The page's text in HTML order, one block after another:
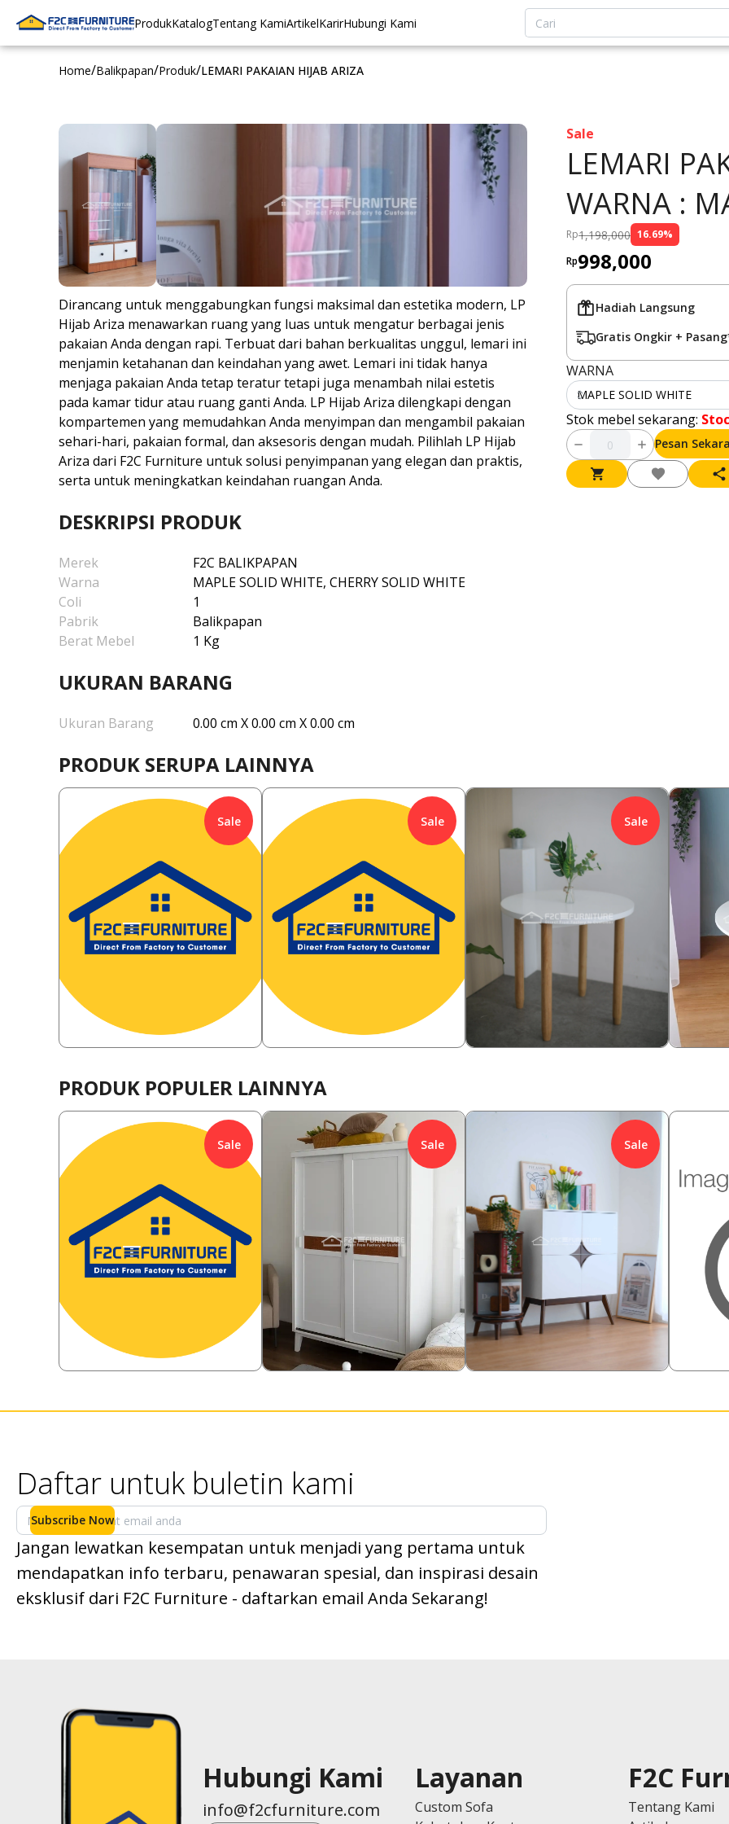
ProdukKatalogTentang KamiArtikelKarirHubungi Kami
Home/Balikpapan/Produk/LEMARI PAKAIAN HIJAB ARIZA
Dirancang untuk menggabungkan fungsi maksimal dan estetika modern, LP
Hijab Ariza menawarkan ruang yang luas untuk mengatur berbagai jenis
pakaian Anda dengan rapi. Terbuat dari bahan berkualitas unggul, lemari ini
menjamin ketahanan dan keindahan yang awet. Lemari ini tidak hanya
menjaga pakaian Anda tetap teratur tetapi juga menambah nilai estetis
pada kamar tidur atau ruang ganti Anda. LP Hijab Ariza dilengkapi dengan
kompartemen yang memudahkan Anda menyimpan dan mengambil pakaian
sehari-hari, pakaian formal, dan aksesoris dengan mudah. Pilihlah LP Hijab
Ariza dari F2C Furniture untuk solusi penyimpanan yang elegan dan praktis,
serta untuk meningkatkan keindahan ruangan Anda.
Sale
LEMARI
WARNA :
Rp1,198,000 16.69%
Rp998,000
Hadiah Langsung
Gratis Ongkir +
WARNA
MAPLE SOLID WHITE
Stok mebel sekarang:
Pesan
DESKRIPSI PRODUK
Merek
F2C BALIKPAPAN
Warna
MAPLE SOLID WHITE, CHERRY SOLID WHITE
Coli
1
Pabrik
Balikpapan
Berat Mebel
1 Kg
UKURAN BARANG
Ukuran Barang 0.00 cm X 0.00 cm X 0.00 cm
PRODUK SERUPA LAINNYA
Sale
Rp
1,468,000
Sale
Rp
92,000
Sale
Rp
%
Rp
Rp
PRODUK POPULER LAINNYA
Sale
Rp
92,000
Sale
Rp2,778,000
2,578,000
Sale
Rp1,058,000 18.90%
858,000
Daftar untuk buletin kami
Subscribe Now
Jangan lewatkan kesempatan untuk menjadi yang pertama untuk
mendapatkan info terbaru, penawaran spesial, dan inspirasi desain
eksklusif dari F2C Furniture - daftarkan email Anda Sekarang!
Hubungi Kami
info@f2cfurniture.com
Layanan
Custom Sofa
F2C
Tentang Kami